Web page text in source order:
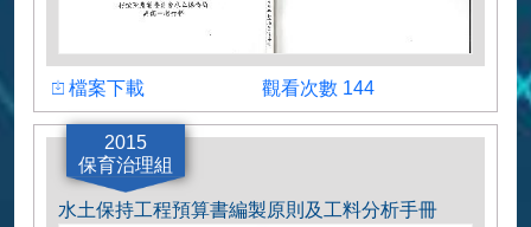
水土保持工程職業安全衛生機制建置職業安全
衛生設施預算編製參考手冊
下載檔案
檔案下載 觀看次數 144
2015
保育治理組
水土保持工程預算書編製原則及工料分析手冊